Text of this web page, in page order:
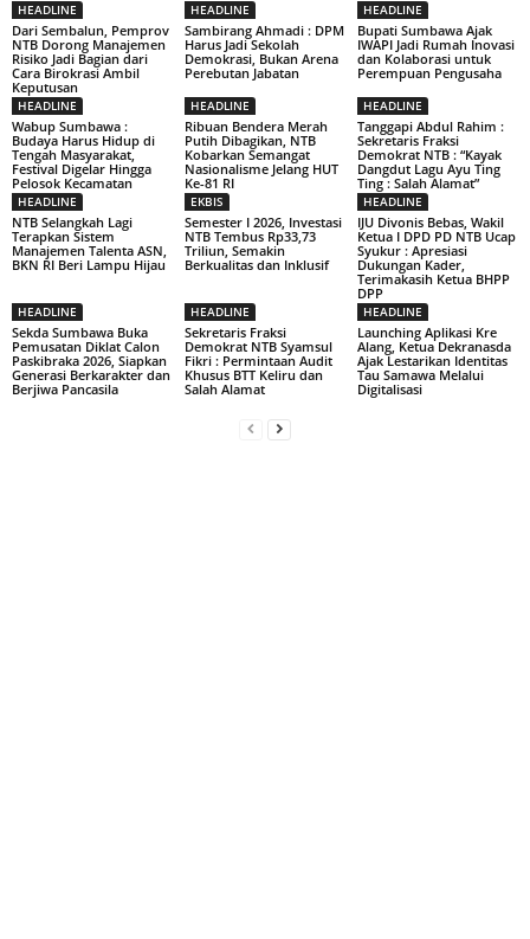
HEADLINE
Dari Sembalun, Pemprov
NTB Dorong Manajemen
Risiko Jadi Bagian dari
Cara Birokrasi Ambil
Keputusan
HEADLINE
Sambirang Ahmadi : DPM
Harus Jadi Sekolah
Demokrasi, Bukan Arena
Perebutan Jabatan
HEADLINE
Bupati Sumbawa Ajak
IWAPI Jadi Rumah Inovasi
dan Kolaborasi untuk
Perempuan Pengusaha
HEADLINE
Wabup Sumbawa :
Budaya Harus Hidup di
Tengah Masyarakat,
Festival Digelar Hingga
Pelosok Kecamatan
HEADLINE
Ribuan Bendera Merah
Putih Dibagikan, NTB
Kobarkan Semangat
Nasionalisme Jelang HUT
Ke-81 RI
HEADLINE
Tanggapi Abdul Rahim :
Sekretaris Fraksi
Demokrat NTB : “Kayak
Dangdut Lagu Ayu Ting
Ting : Salah Alamat”
HEADLINE
NTB Selangkah Lagi
Terapkan Sistem
Manajemen Talenta ASN,
BKN RI Beri Lampu Hijau
EKBIS
Semester I 2026, Investasi
NTB Tembus Rp33,73
Triliun, Semakin
Berkualitas dan Inklusif
HEADLINE
IJU Divonis Bebas, Wakil
Ketua I DPD PD NTB Ucap
Syukur : Apresiasi
Dukungan Kader,
Terimakasih Ketua BHPP
DPP
HEADLINE
Sekda Sumbawa Buka
Pemusatan Diklat Calon
Paskibraka 2026, Siapkan
Generasi Berkarakter dan
Berjiwa Pancasila
HEADLINE
Sekretaris Fraksi
Demokrat NTB Syamsul
Fikri : Permintaan Audit
Khusus BTT Keliru dan
Salah Alamat
HEADLINE
Launching Aplikasi Kre
Alang, Ketua Dekranasda
Ajak Lestarikan Identitas
Tau Samawa Melalui
Digitalisasi